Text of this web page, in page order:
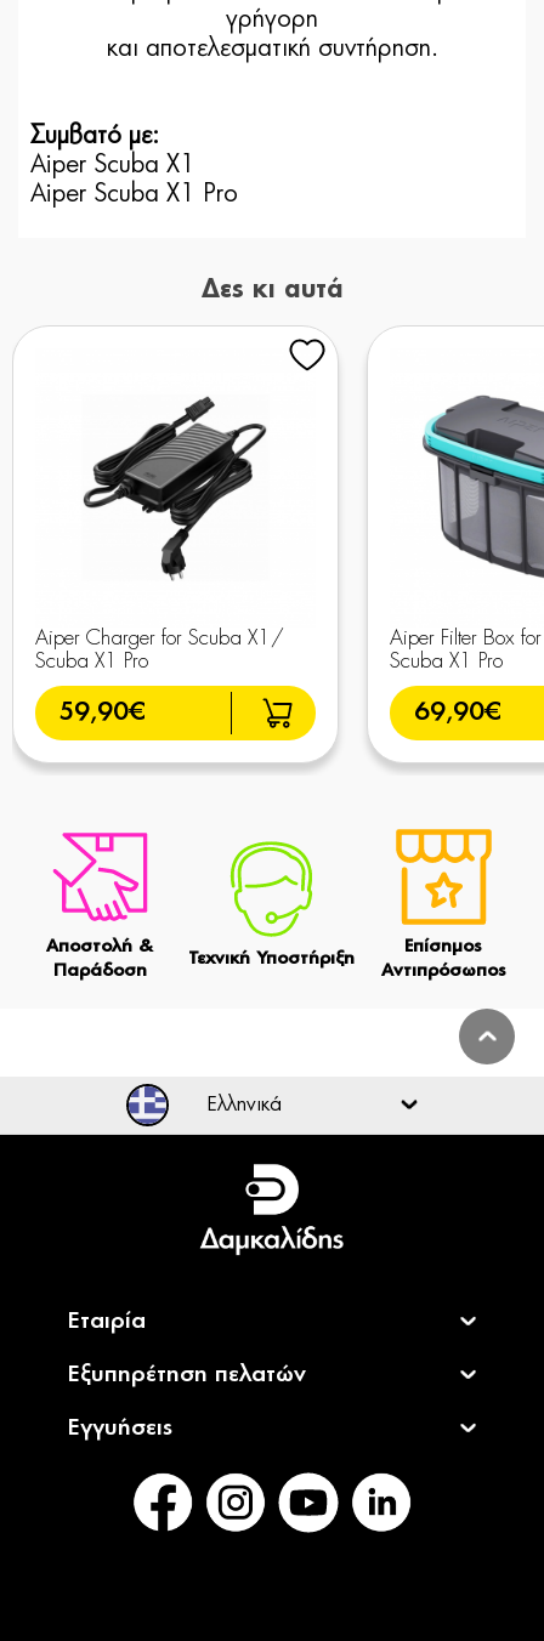
γρήγορη
και αποτελεσματική συντήρηση.
Συμβατό με:
Aiper Scuba X1
Aiper Scuba X1 Pro
Δες κι αυτά
Aiper Charger for Scuba X1/
Scuba X1 Pro
59,90€
Aiper Filter Box
Scuba X1 Pro
69,90€
Αποστολή &
Παράδοση
Τεχνική Υποστήριξη
Επίσημος
Αντιπρόσωπος
Ελληνικά
Ελληνικά
English
Εταιρία
Εξυπηρέτηση πελατών
Εγγυήσεις